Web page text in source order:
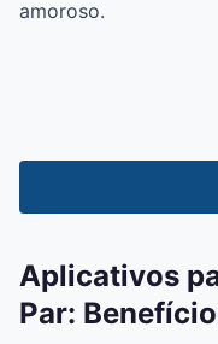
amoroso.
Aplicativos
Par: